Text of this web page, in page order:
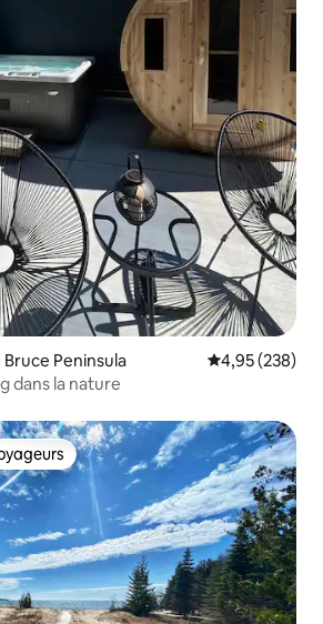
Peninsula Évaluation
4,95 (238)
dans la nature
les plus appréciés